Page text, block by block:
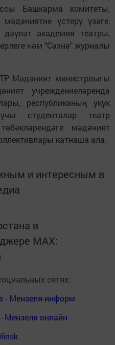
Башкарма комитеты,
үстерү үзәге,
дәүләт академия театры,
һәм "Сәхнә" журналы
Мәдәният министрлыгы
учреждениеләрендә
республиканың укук
студенталар театр
мәдәният
катнаша ала.
и интересным в
в
MАХ:
сетях:
- Мензеля-информ
Мензеля онлайн